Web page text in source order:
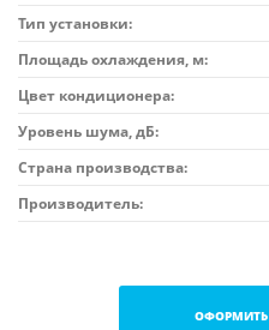
Тип установки:
Площадь охлаждения, м:
Цвет кондиционера:
Уровень шума, дБ:
Страна производства:
Производитель:
ОФОРМИТЬ